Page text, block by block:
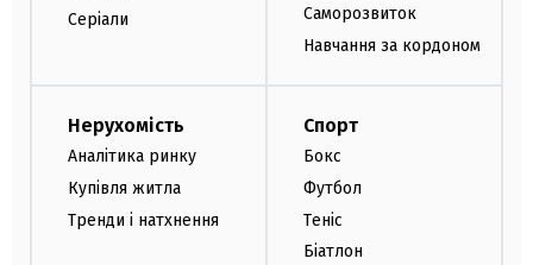
Серіали
Саморозвиток
Навчання за кордоном
Нерухомість
Аналітика ринку
Купівля житла
Тренди і натхнення
Спорт
Бокс
Футбол
Теніс
Біатлон